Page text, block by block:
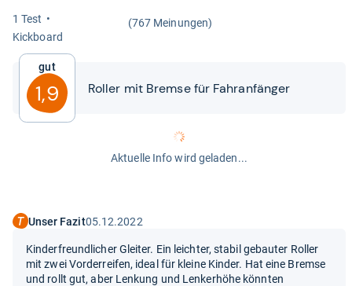
1 Test
(767 Meinungen)
Kick­board
Gut
1,9 Rol­ler mit Bremse für Fahr­an­fän­ger
Aktuelle Info wird geladen...
Unser Fazit05.12.2022
Kinderfreundlicher Gleiter. Ein leichter, stabil gebauter Roller
mit zwei Vorderreifen, ideal für kleine Kinder. Hat eine Bremse
und rollt gut, aber Lenkung und Lenkerhöhe könnten